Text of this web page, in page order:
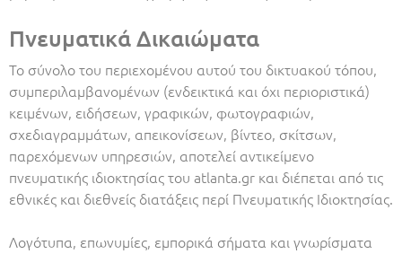
Πνευματικά Δικαιώματα
Το σύνολο του περιεχομένου αυτού του δικτυακού τόπου,
συμπεριλαμβανομένων (ενδεικτικά και όχι περιοριστικά)
κειμένων, ειδήσεων, γραφικών, φωτογραφιών,
σχεδιαγραμμάτων, απεικονίσεων, βίντεο, σκίτσων,
παρεχόμενων υπηρεσιών, αποτελεί αντικείμενο
πνευματικής ιδιοκτησίας του atlanta.gr και διέπεται από τις
εθνικές και διεθνείς διατάξεις περί Πνευματικής Ιδιοκτησίας.
Λογότυπα, επωνυμίες, εμπορικά σήματα και γνωρίσματα